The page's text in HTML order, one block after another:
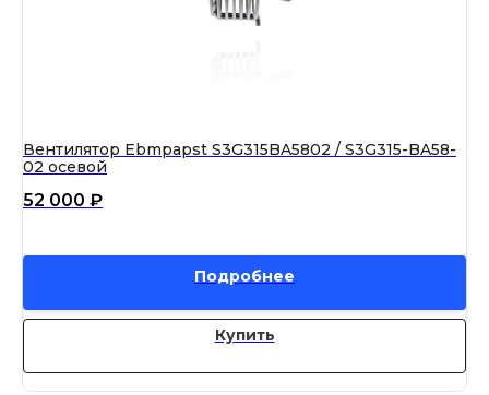
Вентилятор Ebmpapst S3G315BA5802 / S3G315-BA58-
02 осевой
52 000 ₽
Подробнее
Купить